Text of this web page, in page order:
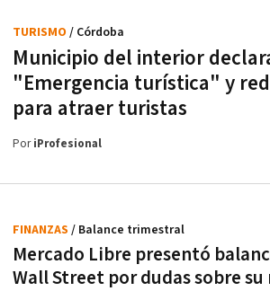
Municipio del interior
"Emergencia turística" y
para atraer turistas
TURISMO / Córdoba
PoriProfesional
Mercado Libre presentó
Wall Street por dudas sobre
FINANZAS / Balance trimestral